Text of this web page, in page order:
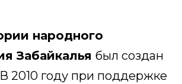
народного
Забайкалья был создан
В 2010 году при поддержке